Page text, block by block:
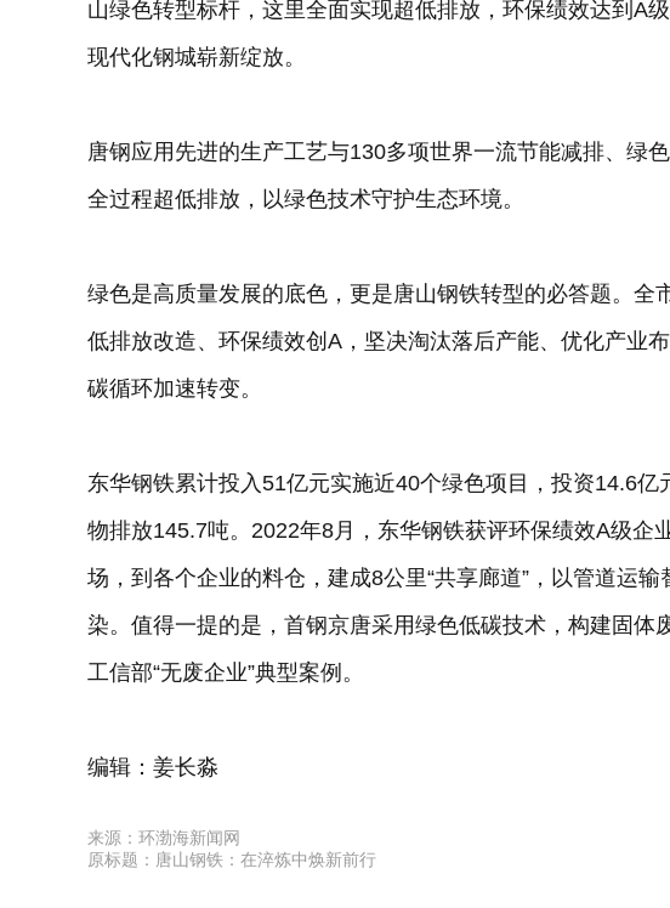
山绿色转型标杆，这里全面实现超低排放，环保绩效达到A
现代化钢城崭新绽放。
唐钢应用先进的生产工艺与130多项世界一流节能减排、绿
全过程超低排放，以绿色技术守护生态环境。
绿色是高质量发展的底色，更是唐山钢铁转型的必答题。全
低排放改造、环保绩效创A，坚决淘汰落后产能、优化产业
碳循环加速转变。
东华钢铁累计投入51亿元实施近40个绿色项目，投资14.6
物排放145.7吨。2022年8月，东华钢铁获评环保绩效A级企
场，到各个企业的料仓，建成8公里“共享廊道”，以管道运
染。值得一提的是，首钢京唐采用绿色低碳技术，构建固体
工信部“无废企业”典型案例。
编辑：姜长淼
来源：环渤海新闻网
原标题：唐山钢铁：在淬炼中焕新前行